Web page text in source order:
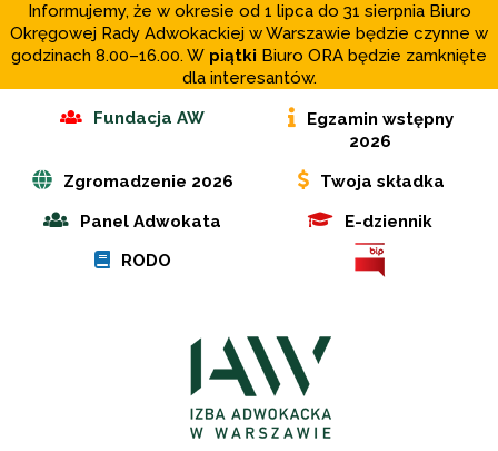
Informujemy, że w okresie od 1 lipca do 31 sierpnia Biuro
Okręgowej Rady Adwokackiej w Warszawie będzie czynne w
godzinach 8.00–16.00. W piątki Biuro ORA będzie zamknięte
dla interesantów.
Fundacja AW
Egzamin wstępny
2026
Zgromadzenie 2026
Twoja składka
Panel Adwokata
E-dziennik
RODO